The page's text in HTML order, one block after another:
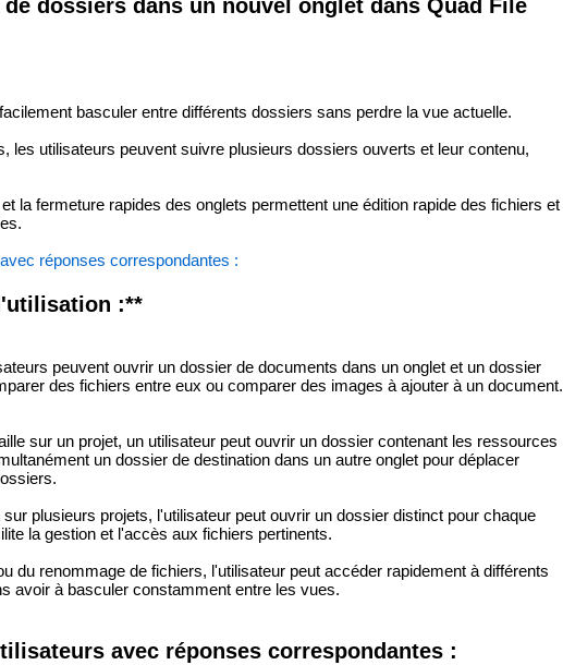
dossiers dans un nouvel onglet dans Quad File
basculer entre différents dossiers sans perdre la vue actuelle.
les utilisateurs peuvent suivre plusieurs dossiers ouverts et leur contenu,
la fermeture rapides des onglets permettent une édition rapide des fichiers et
réponses correspondantes :
:**
peuvent ouvrir un dossier de documents dans un onglet et un dossier
des fichiers entre eux ou comparer des images à ajouter à un document.
sur un projet, un utilisateur peut ouvrir un dossier contenant les ressources
un dossier de destination dans un autre onglet pour déplacer
sur plusieurs projets, l'utilisateur peut ouvrir un dossier distinct pour chaque
la gestion et l'accès aux fichiers pertinents.
du renommage de fichiers, l'utilisateur peut accéder rapidement à différents
avoir à basculer constamment entre les vues.
avec réponses correspondantes :